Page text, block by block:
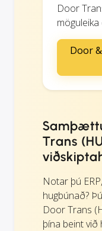
Door
Door
Trans
Notar þú
hugbúnað?
Door Trans
þína beint við